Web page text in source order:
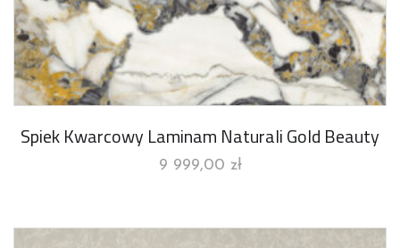
Spiek Kwarcowy Laminam Naturali Gold Beauty
9 999,00 zł